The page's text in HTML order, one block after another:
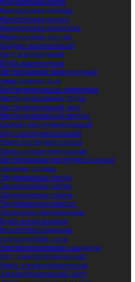
поковка
полоса
проволока
прутки
жаропрочный
жаропрочный
жаропрочная
жаропрочный
сталь
проволока
трубы
лист
пруток
инструментальный
инструментальный
инструментальная
инструментальная
инструментальный
сплавы
ленты
листы
плиты
полосы
прецизионная
прецизионная
прецизионная
сталь
квадраты
электротехнический
электротехническая
лист